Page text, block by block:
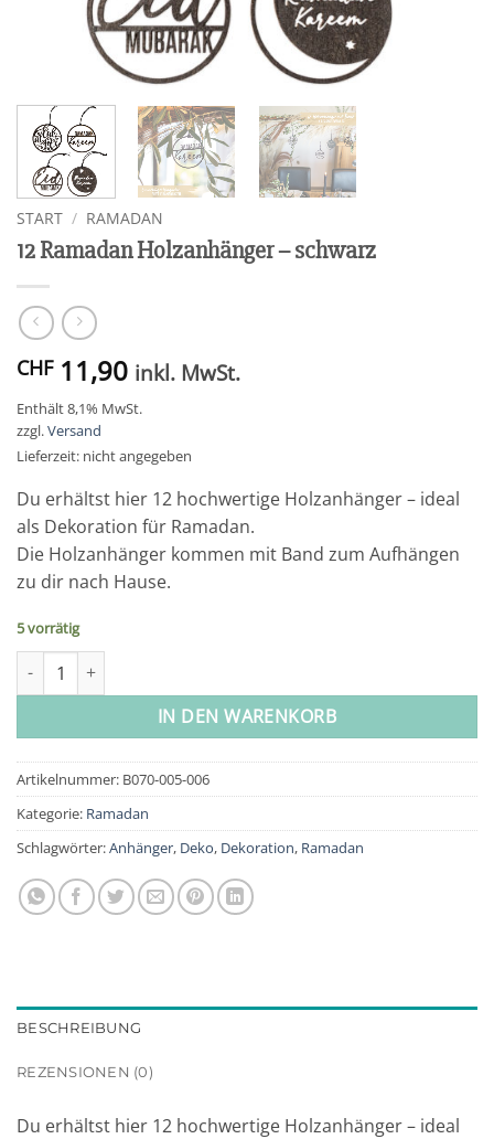
START / RAMADAN
12 Ramadan Holzanhänger – schwarz
CHF11,90 inkl. MwSt.
Enthält 8,1% MwSt.
zzgl.Versand
Lieferzeit: nicht angegeben
Du erhältst hier 12 hochwertige Holzanhänger – ideal
als Dekoration für Ramadan.
Die Holzanhänger kommen mit Band zum Aufhängen
zu dir nach Hause.
5 vorrätig
12 Ramadan Holzanhänger - schwarz Menge
IN DEN WARENKORB
Artikelnummer: B070-005-006
Kategorie: Ramadan
Schlagwörter:Anhänger, Deko, Dekoration, Ramadan
BESCHREIBUNG
REZENSIONEN (0)
Du erhältst hier 12 hochwertige Holzanhänger – ideal